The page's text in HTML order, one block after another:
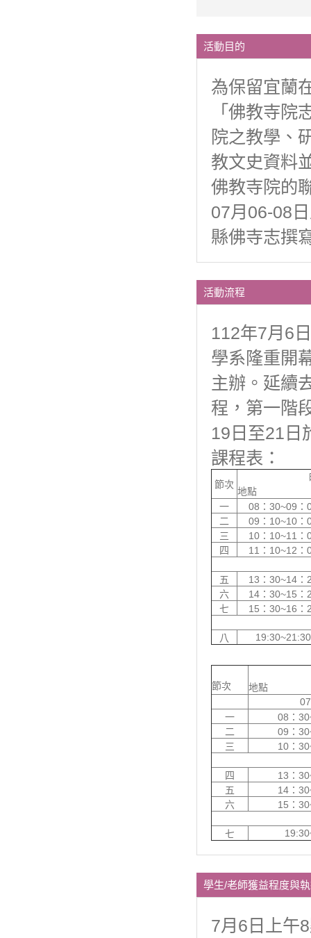
活動目的
為保留宜蘭
「佛教寺
院之教學、
教文史資料
佛教寺院的
07月06-08
縣佛寺志撰
活動流程
112年7月6
學系隆重開
主辦。延續
程，第一階
19日至21日
課程表：
節次
地點
一
08：30~09：
二
09：10~10：
三
10：10~11：
四
11：10~12：
五
13：30~14：
六
14：30~15：
七
15：30~16：
八 19:30~21:30
節次
地點
一
08：
二
09：
三
10：
四
13：
五
14：
六
15：
七
學生/老師獲益程度與
7月6日上午